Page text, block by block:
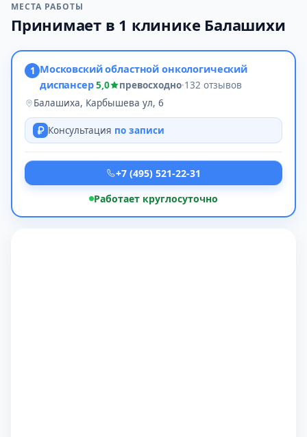
МЕСТА РАБОТЫ
Принимает в 1 клинике Балашихи
1 Московский областной онкологический
диспансер5,0 превосходно·132 отзывов
Балашиха, Карбышева ул, 6
Консультация по записи
+7 (495) 521-22-31
Работает круглосуточно